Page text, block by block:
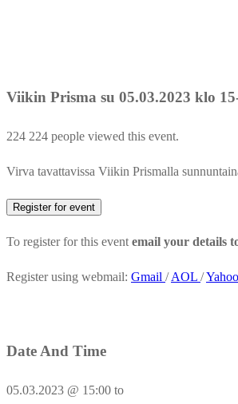
Viikin Prisma su 05.03.2023 klo
224 224 people viewed this event.
Virva tavattavissa Viikin Prismalla
Register for event
To register for this event email your details
Register using webmail: Gmail /AOL /Yahoo
Date And Time
05.03.2023 @ 15:00 to